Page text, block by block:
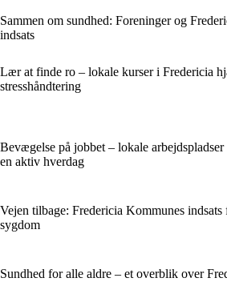
Sammen om sundhed: Foreninger og
indsats
Lær at finde ro – lokale kurser i Fredericia
stresshåndtering
Bevægelse på jobbet – lokale
en aktiv hverdag
Vejen tilbage: Fredericia Kommunes
sygdom
Sundhed for alle aldre – et overblik over